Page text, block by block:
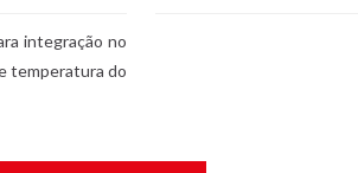
integração no
temperatura do